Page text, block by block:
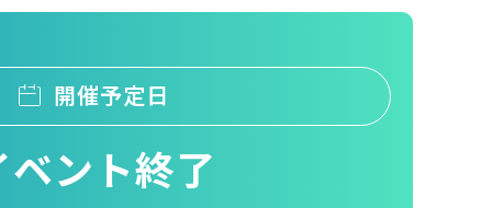
開催予定日
ベント終了